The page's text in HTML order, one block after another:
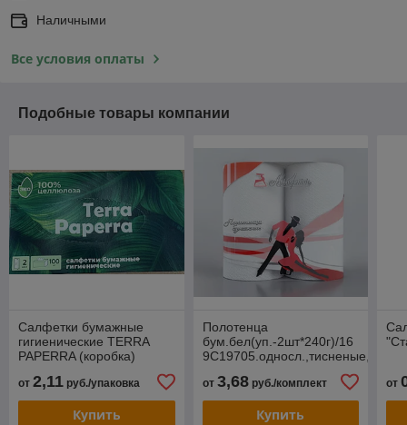
Наличными
Все условия оплаты
Подобные товары компании
Салфетки бумажные
гигиенические TERRA
PAPERRA (коробка)
от 2,11 руб./упаковка
Купить
Полотенца
бум.бел(уп.-2шт*240г)/16
от 3,68руб./комплект
Купить
от